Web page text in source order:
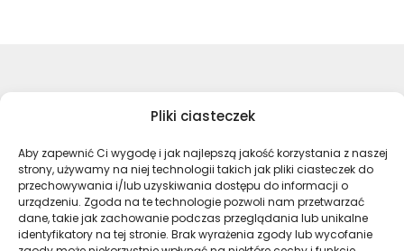
Pliki ciasteczek
Aby zapewnić Ci wygodę i jak najlepszą jakość korzystania z naszej
strony, używamy na niej technologii takich jak pliki ciasteczek do
przechowywania i/lub uzyskiwania dostępu do informacji o
urządzeniu. Zgoda na te technologie pozwoli nam przetwarzać
dane, takie jak zachowanie podczas przeglądania lub unikalne
identyfikatory na tej stronie. Brak wyrażenia zgody lub wycofanie
Wykonanie:nFinity.pl
Deklaracja dostępności
Polityka prywatności
Mapa strony